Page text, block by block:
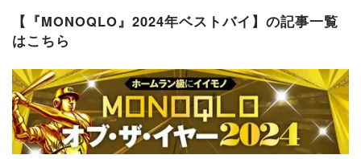
【『MONOQLO』2024年ベストバイ】の記事一覧
はこちら